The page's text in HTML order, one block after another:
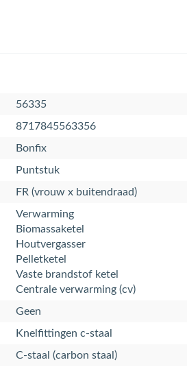
56335
8717845563356
Bonfix
Puntstuk
FR (vrouw x buitendraad)
Verwarming
Biomassaketel
Houtvergasser
Pelletketel
Vaste brandstof ketel
Centrale verwarming (cv)
Geen
Knelfittingen c-staal
C-staal (carbon staal)